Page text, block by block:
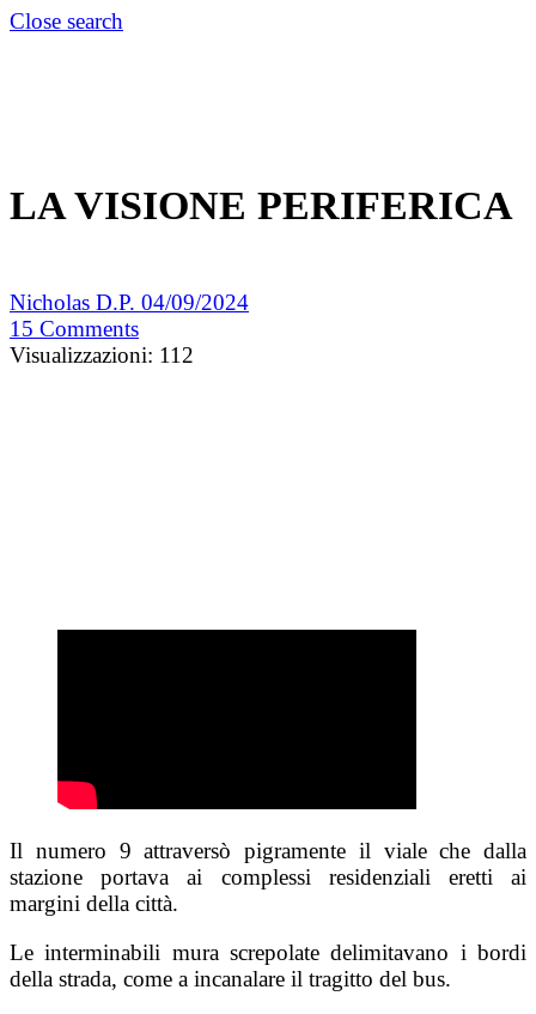
Close search
LA VISIONE PERIFERICA
Nicholas D.P. 04/09/2024
15 Comments
Visualizzazioni: 112
Il numero 9 attraversò pigramente il viale che dalla
stazione portava ai complessi residenziali eretti ai
margini della città.
Le interminabili mura screpolate delimitavano i bordi
della strada, come a incanalare il tragitto del bus.